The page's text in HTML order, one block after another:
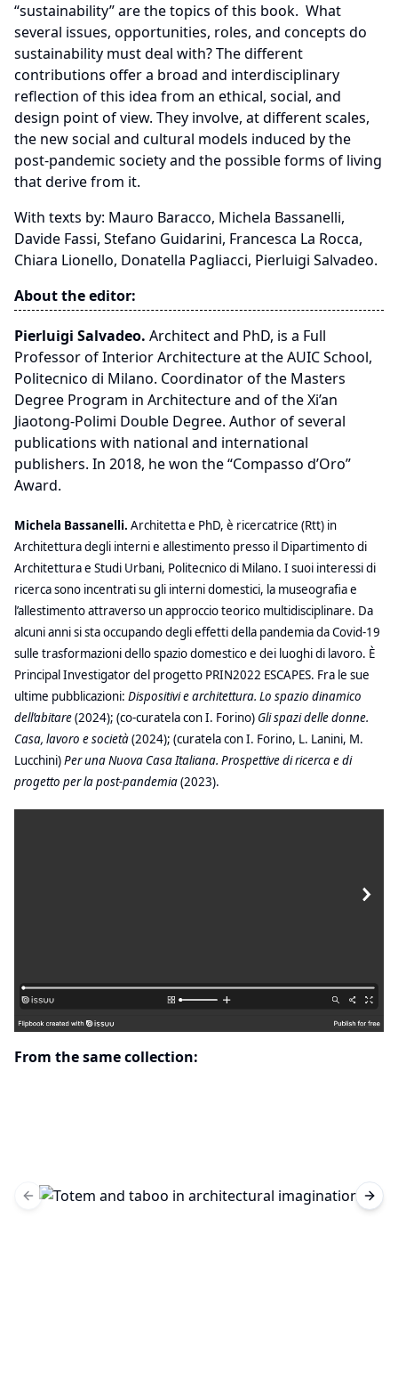
“sustainability” are the topics of this book. What
several issues, opportunities, roles, and concepts do
sustainability must deal with? The different
contributions offer a broad and interdisciplinary
reflection of this idea from an ethical, social, and
design point of view. They involve, at different scales,
the new social and cultural models induced by the
post-pandemic society and the possible forms of living
that derive from it.
With texts by: Mauro Baracco, Michela Bassanelli,
Davide Fassi, Stefano Guidarini, Francesca La Rocca,
Chiara Lionello, Donatella Pagliacci, Pierluigi Salvadeo.
About the editor:
Pierluigi Salvadeo. Architect and PhD, is a Full
Professor of Interior Architecture at the AUIC School,
Politecnico di Milano. Coordinator of the Masters
Degree Program in Architecture and of the Xi’an
Jiaotong-Polimi Double Degree. Author of several
publications with national and international
publishers. In 2018, he won the “Compasso d’Oro”
Award.
Michela Bassanelli. Architetta e PhD, è ricercatrice (Rtt) in
Architettura degli interni e allestimento presso il Dipartimento di
Architettura e Studi Urbani, Politecnico di Milano. I suoi interessi di
ricerca sono incentrati su gli interni domestici, la museografia e
l’allestimento attraverso un approccio teorico multidisciplinare. Da
alcuni anni si sta occupando degli effetti della pandemia da Covid-19
sulle trasformazioni dello spazio domestico e dei luoghi di lavoro. È
Principal Investigator del progetto PRIN2022 ESCAPES. Fra le sue
ultime pubblicazioni: Dispositivi e architettura. Lo spazio dinamico
dell’abitare(2024); (co-curatela con I. Forino) Gli spazi delle donne.
Casa, lavoro e società(2024); (curatela con I. Forino, L. Lanini, M.
Lucchini)Per una Nuova Casa Italiana. Prospettive di ricerca e di
progetto per la post-pandemia(2023).
From the same collection:
Previous slide